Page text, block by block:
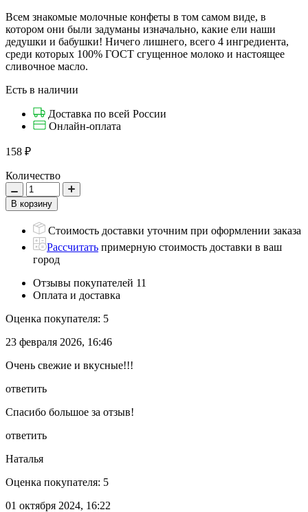
Всем знакомые молочные конфеты в том самом виде, в
котором они были задуманы изначально, какие ели наши
дедушки и бабушки! Ничего лишнего, всего 4 ингредиента,
среди которых 100% ГОСТ сгущенное молоко и настоящее
сливочное масло.
Есть в наличии
Доставка по всей России
Онлайн-оплата
158 ₽
Количество
Стоимость доставки уточним при оформлении заказа
Рассчитать примерную стоимость доставки в ваш
город
Отзывы покупателей 11
Оплата и доставка
Оценка покупателя: 5
23 февраля 2026, 16:46
Очень свежие и вкусные!!!
ответить
Спасибо большое за отзыв!
ответить
Наталья
Оценка покупателя: 5
01 октября 2024, 16:22